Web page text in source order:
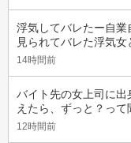
浮気してバレたー自業
見られてバレた浮気女
14時間前
バイト先の女上司に
えたら、ずっと？って
12時間前